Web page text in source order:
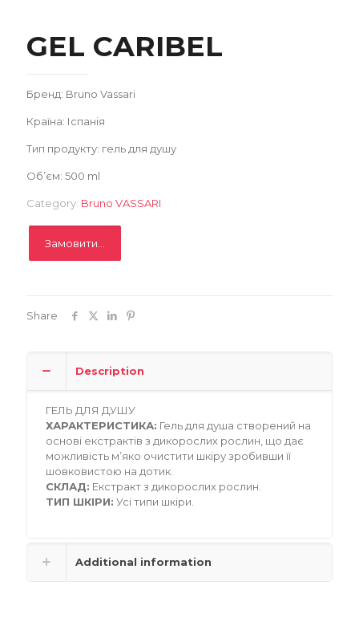
GEL CARIBEL
Бренд: Bruno Vassari
Країна: Іспанія
Тип продукту: гель для душу
Об’єм: 500 ml
Category: Bruno VASSARI
Замовити...
Share
Description
ГЕЛЬ ДЛЯ ДУШУ
ХАРАКТЕРИСТИКА: Гель для душа створений на
основі екстрактів з дикорослих рослин, що дає
можливість м’яко очистити шкіру зробивши її
шовковистою на дотик.
СКЛАД: Екстракт з дикорослих рослин.
ТИП ШКІРИ: Усі типи шкіри.
Additional information